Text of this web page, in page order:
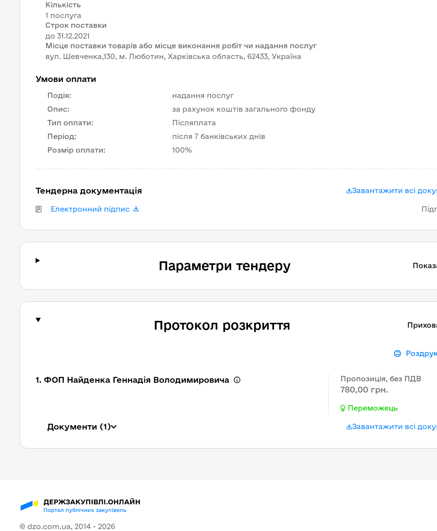
Кількість
1 послуга
Строк поставки
Місце поставки товарів або місце виконання робіт чи надання послуг
вул. Шевченка,130, м. Люботин, Харківська область, 62433, Україна
Умови оплати
Подія:
надання послуг
Опис:
за рахунок коштів загального фонду
Тип оплати:
Післяплата
Період:
після 7 банківських днів
Розмір оплати: 100%
Тендерна документація Завантажити всі
Електронний підпис
Параметри тендеру
Протокол розкриття
1. ФОП Найденка Геннадія Володимировича Пропозиція, без ПДВ
780,00 грн.
Переможець
Документи (1) Завантажити всі
© dzo.com.ua, 2014 - 2026